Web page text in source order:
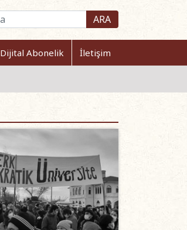
ARA
Dijital Abonelik İletişim